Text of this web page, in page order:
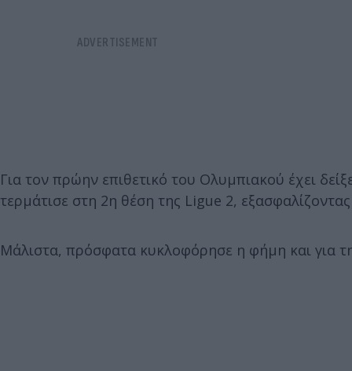
Για τον πρώην επιθετικό του Ολυμπιακού έχει
τερμάτισε στη 2η θέση της Ligue 2,
Μάλιστα, πρόσφατα κυκλοφόρησε η φήμη και για